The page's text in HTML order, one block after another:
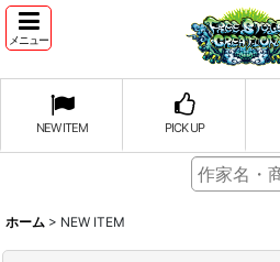
メニュー
NEW ITEM PICK UP
ホーム > NEW ITEM